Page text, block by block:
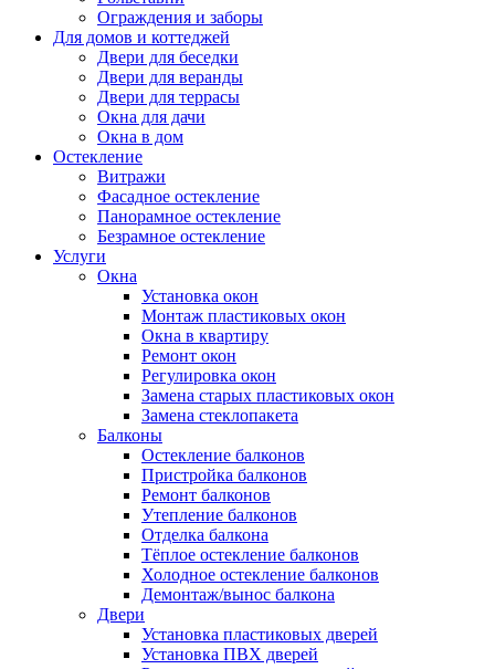
Ограждения и заборы
Для домов и коттеджей
Двери для беседки
Двери для веранды
Двери для террасы
Окна для дачи
Окна в дом
Остекление
Витражи
Фасадное остекление
Панорамное остекление
Безрамное остекление
Услуги
Окна
Установка окон
Монтаж пластиковых окон
Окна в квартиру
Ремонт окон
Регулировка окон
Замена старых пластиковых окон
Замена стеклопакета
Балконы
Остекление балконов
Пристройка балконов
Ремонт балконов
Утепление балконов
Отделка балкона
Тёплое остекление балконов
Холодное остекление балконов
Демонтаж/вынос балкона
Двери
Установка пластиковых дверей
Установка ПВХ дверей